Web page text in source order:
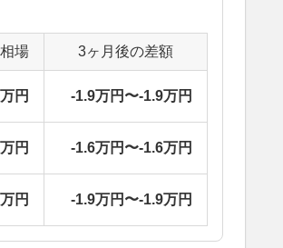
場 3ヶ月後の差額
円 -1.9万円〜-1.9万円
円 -1.6万円〜-1.6万円
円 -1.9万円〜-1.9万円